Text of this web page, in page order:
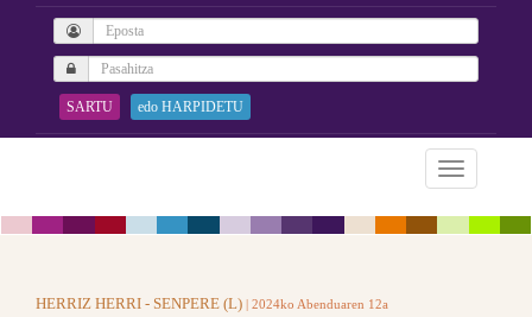
SARTU edo HARPIDETU
HERRIZ HERRI - SENPERE (L) | 2024ko Abenduaren 12a